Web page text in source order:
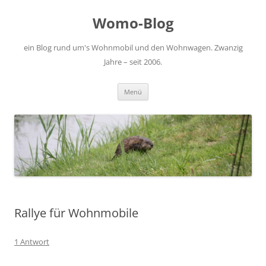
Womo-Blog
ein Blog rund um's Wohnmobil und den Wohnwagen. Zwanzig
Jahre – seit 2006.
Menü
Rallye für Wohnmobile
1 Antwort